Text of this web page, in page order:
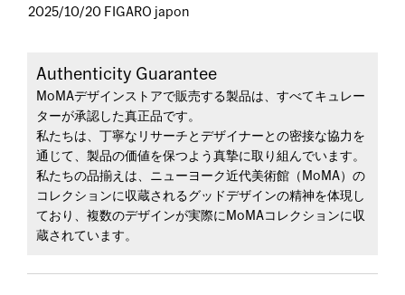
2025/10/20 FIGARO japon
Authenticity Guarantee
MoMAデザインストアで販売する製品は、すべてキュレー
ターが承認した真正品です。
私たちは、丁寧なリサーチとデザイナーとの密接な協力を
通じて、製品の価値を保つよう真摯に取り組んでいます。
私たちの品揃えは、ニューヨーク近代美術館（MoMA）の
コレクションに収蔵されるグッドデザインの精神を体現し
ており、複数のデザインが実際にMoMAコレクションに収
蔵されています。